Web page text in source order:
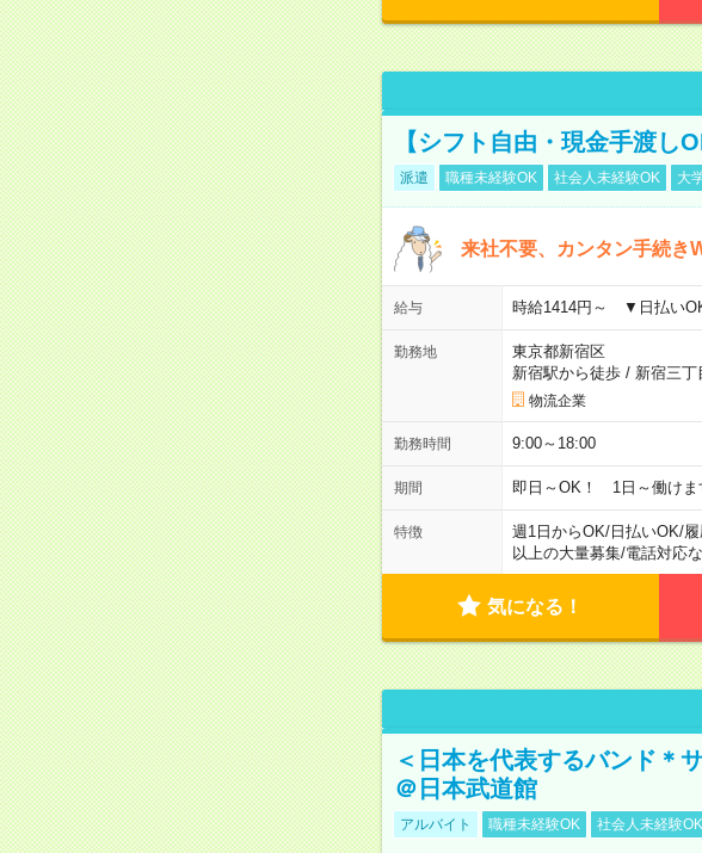
【シフト自由・現金手渡し
派遣 職種未経験OK 社会人未経験OK 大
来社不要、カンタン手続き
給与 時給1414円～ ▼日払い
勤務地
東京都新宿区
新宿駅から徒歩/ 新宿三丁
物流企業
勤務時間 9:00～18:00
期間 即日～OK！ 1日～働けま
特徴 週1日からOK/日払いOK/履
以上の大量募集/電話対応
気になる！
＜日本を代表するバンド＊
＠日本武道館
アルバイト 職種未経験OK 社会人未経験OK